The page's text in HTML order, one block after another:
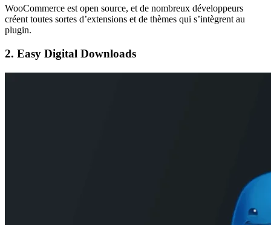
WooCommerce est open source, et de nombreux développeurs
créent toutes sortes d’extensions et de thèmes qui s’intègrent au
plugin.
2. Easy Digital Downloads